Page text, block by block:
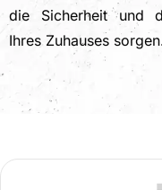
die Sicherheit und
Ihres Zuhauses